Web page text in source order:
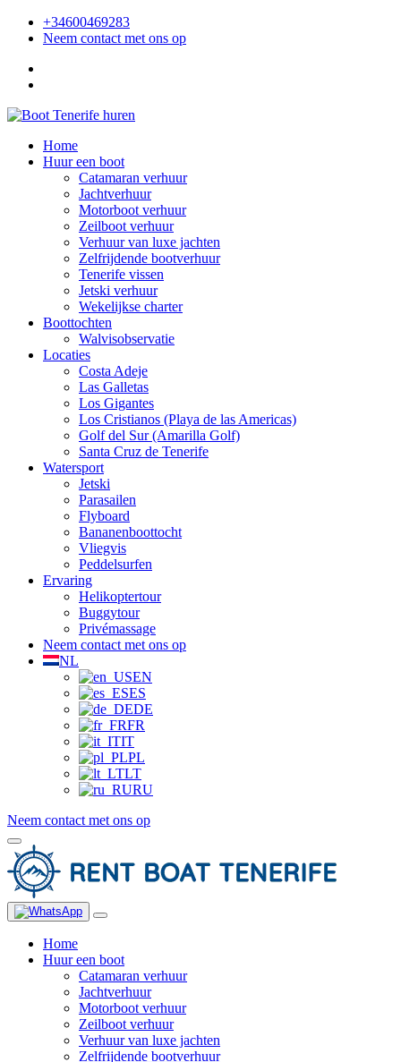
+34600469283
Neem contact met ons op
Home
Huur een boot
Catamaran verhuur
Jachtverhuur
Motorboot verhuur
Zeilboot verhuur
Verhuur van luxe jachten
Zelfrijdende bootverhuur
Tenerife vissen
Jetski verhuur
Wekelijkse charter
Boottochten
Walvisobservatie
Locaties
Costa Adeje
Las Galletas
Los Gigantes
Los Cristianos (Playa de las Americas)
Golf del Sur (Amarilla Golf)
Santa Cruz de Tenerife
Watersport
Jetski
Parasailen
Flyboard
Bananenboottocht
Vliegvis
Peddelsurfen
Ervaring
Helikoptertour
Buggytour
Privémassage
Neem contact met ons op
NL
EN
ES
DE
FR
IT
PL
LT
RU
Neem contact met ons op
Home
Huur een boot
Catamaran verhuur
Jachtverhuur
Motorboot verhuur
Zeilboot verhuur
Verhuur van luxe jachten
Zelfrijdende bootverhuur